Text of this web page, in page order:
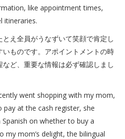
like appointment times,
itineraries.
え全員がうなずいて笑顔で肯定し
ものです。アポイントメントの時
ど、重要な情報は必ず確認しまし
went shopping with my mom,
at the cash register, she
on whether to buy a
my mom’s delight, the bilingual